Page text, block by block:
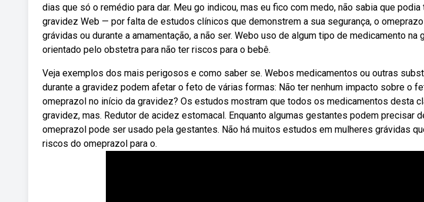
dias que só o remédio para dar. Meu go indicou, mas eu fico com medo, não sabia que
gravidez Web — por falta de estudos clínicos que demonstrem a sua segurança, o
grávidas ou durante a amamentação, a não ser. Webo uso de algum tipo de medicamento
orientado pelo obstetra para não ter riscos para o bebê.
Veja exemplos dos mais perigosos e como saber se. Webos medicamentos ou outras
durante a gravidez podem afetar o feto de várias formas: Não ter nenhum impacto sobre o
omeprazol no início da gravidez? Os estudos mostram que todos os medicamentos desta
gravidez, mas. Redutor de acidez estomacal. Enquanto algumas gestantes podem precisar
omeprazol pode ser usado pela gestantes. Não há muitos estudos em mulheres grávidas
riscos do omeprazol para o.